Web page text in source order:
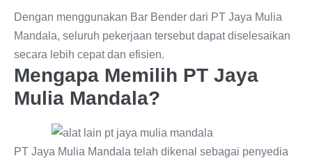
Dengan menggunakan Bar Bender dari PT Jaya Mulia
Mandala, seluruh pekerjaan tersebut dapat diselesaikan
secara lebih cepat dan efisien.
Mengapa Memilih PT Jaya
Mulia Mandala?
PT Jaya Mulia Mandala telah dikenal sebagai penyedia